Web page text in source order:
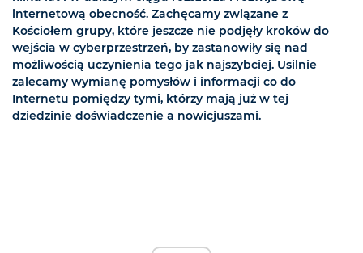
internetową obecność. Zachęcamy związane z
Kościołem grupy, które jeszcze nie podjęły kroków do
wejścia w cyberprzestrzeń, by zastanowiły się nad
możliwością uczynienia tego jak najszybciej. Usilnie
zalecamy wymianę pomysłów i informacji co do
Internetu pomiędzy tymi, którzy mają już w tej
dziedzinie doświadczenie a nowicjuszami.